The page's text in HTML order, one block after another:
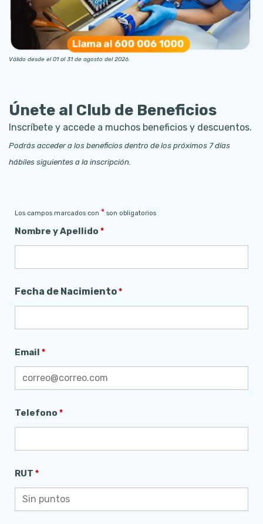
Válido desde el 01 al 31 de agosto del 2026.
Únete al Club de Beneficios
Inscríbete y accede a muchos beneficios y descuentos.
Podrás acceder a los beneficios dentro de los próximos 7 días
hábiles siguientes a la inscripción.
Los campos marcados con * son obligatorios
Nombre y Apellido *
Fecha de Nacimiento*
Email *
Telefono *
RUT *